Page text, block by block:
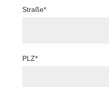
Straße*
PLZ*